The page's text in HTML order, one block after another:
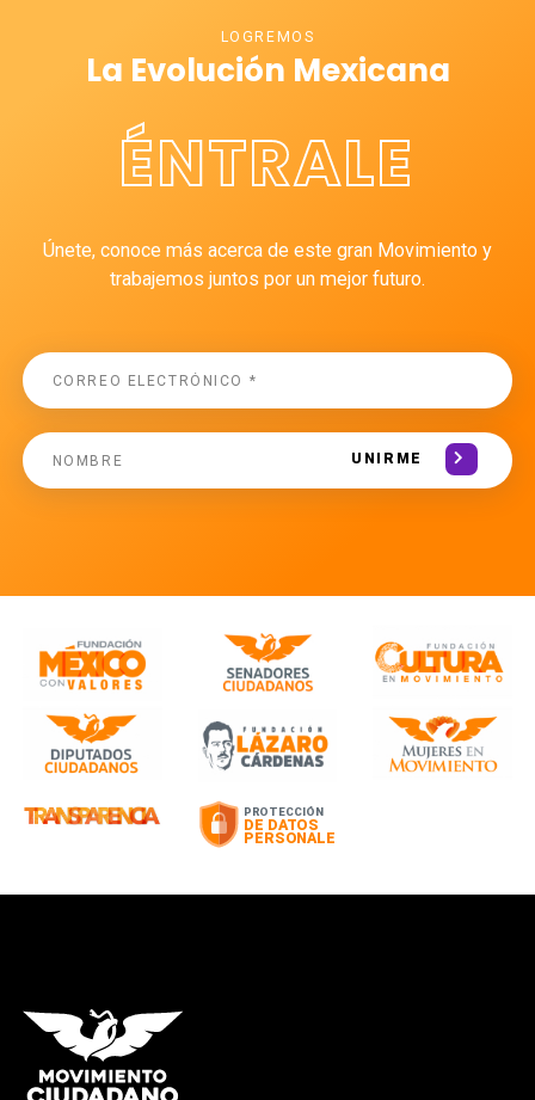
LOGREMOS
La Evolución Mexicana
ÉNTRALE
Únete, conoce más acerca de este gran Movimiento y
trabajemos juntos por un mejor futuro.
UNIRME